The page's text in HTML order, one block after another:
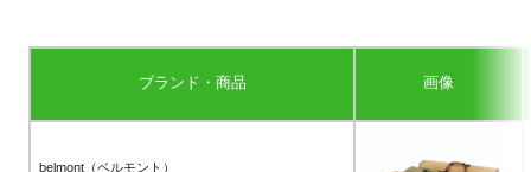
ブランド・商品 画像
belmont（ベルモント）